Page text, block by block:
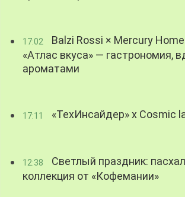
17:02
Balzi Rossi × Mercury
«Атлас вкуса» — гастрономия,
ароматами
17:11 «ТехИнсайдер» х Cosmic
12:38
Светлый праздник:
коллекция от «Кофемании»